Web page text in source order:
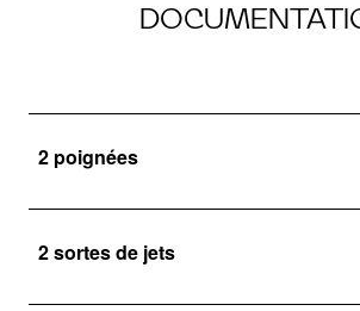
2 poignées
2 sortes de jets